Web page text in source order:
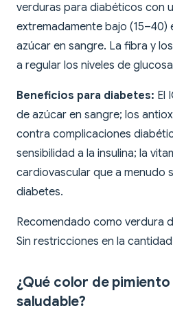
verduras para diabéticos con
extremadamente bajo (15–40)
azúcar en sangre. La fibra y
a regular los niveles de
Beneficios para diabetes: El
de azúcar en sangre; los
contra complicaciones
sensibilidad a la insulina; la
cardiovascular que a menudo
diabetes.
Recomendado como verdura
Sin restricciones en la
¿Qué color de pimiento
saludable?